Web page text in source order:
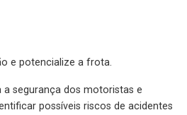
e potencialize a frota.
segurança dos motoristas e
possíveis riscos de acidentes